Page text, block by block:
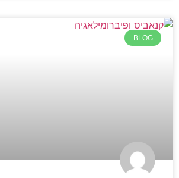
BLOG